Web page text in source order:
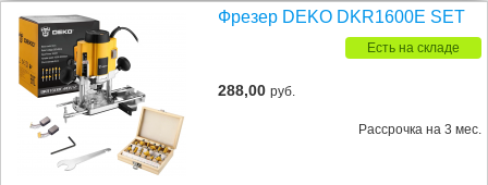
Фрезер DEKO DKR1600E SET
Есть на складе
288,00руб.
Рассрочка на 3 мес.